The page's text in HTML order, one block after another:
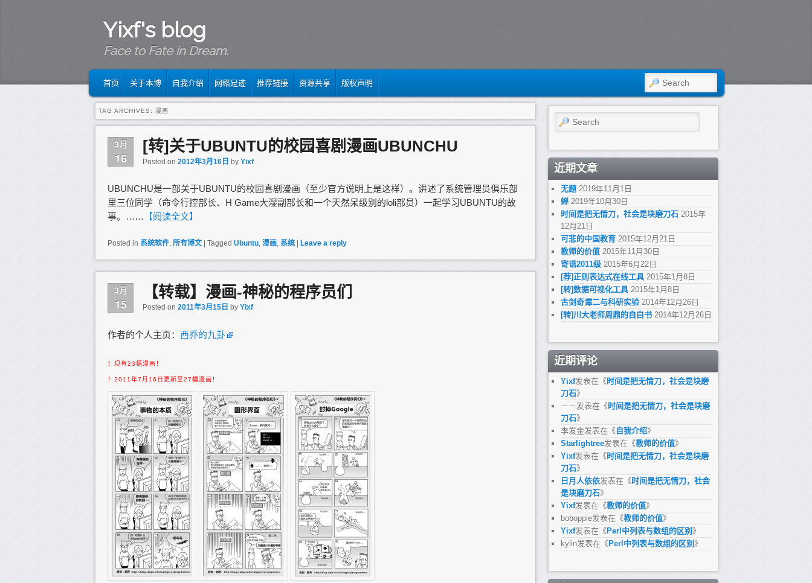
Yixf's blog
Face to Fate in Dream.
MAIN MENU
SKIP TO PRIMARY CONTENT
SKIP TO SECONDARY CONTENT
首页 关于本博 自我介绍 网络足迹 推荐链接 资源共享 版权声明 SEARCH
TAG ARCHIVES: 漫画
3月
16
[转]关于UBUNTU的校园喜剧漫画UBUNCHU
Posted on 2012年3月16日 by Yixf
UBUNCHU是一部关于UBUNTU的校园喜剧漫画（至少官方说明上是这样）。讲述了系统管理员俱乐部
里三位同学（命令行控部长、H Game大湿副部长和一个天然呆级别的loli部员）一起学习UBUNTU的故
事。……
【阅读全文】
Posted in 系统软件, 所有博文 Tagged Ubuntu, 漫画, 系统 Leave a reply
3月
15
【转载】漫画-神秘的程序员们
Posted on 2011年3月15日 by Yixf
作者的个人主页： 西乔的九卦
！现有23幅漫画！
！2011年7月16日更新至27幅漫画！
Search
近期文章
无题 2019年11月1日
蝉 2019年10月30日
时间是把无情刀，社会是块磨刀石 2015年
12月21日
可悲的中国教育 2015年12月21日
教师的价值 2015年11月30日
寄语2011级 2015年6月22日
[荐]正则表达式在线工具 2015年1月8日
[转]数据可视化工具 2015年1月8日
古剑奇谭二与科研实验 2014年12月26日
[转]川大老师周鼎的自白书 2014年12月26日
近期评论
Yixf发表在《 时间是把无情刀，社会是块磨
刀石》
－－发表在《 时间是把无情刀，社会是块磨
刀石》
李发金发表在《 自我介绍》
Starlightree发表在《教师的价值》
Yixf发表在《 时间是把无情刀，社会是块磨
刀石》
日月人依依发表在《 时间是把无情刀，社会
是块磨刀石》
Yixf发表在《教师的价值》
boboppie发表在《教师的价值》
Yixf发表在《 Perl中列表与数组的区别 》
kylin发表在《 Perl中列表与数组的区别 》